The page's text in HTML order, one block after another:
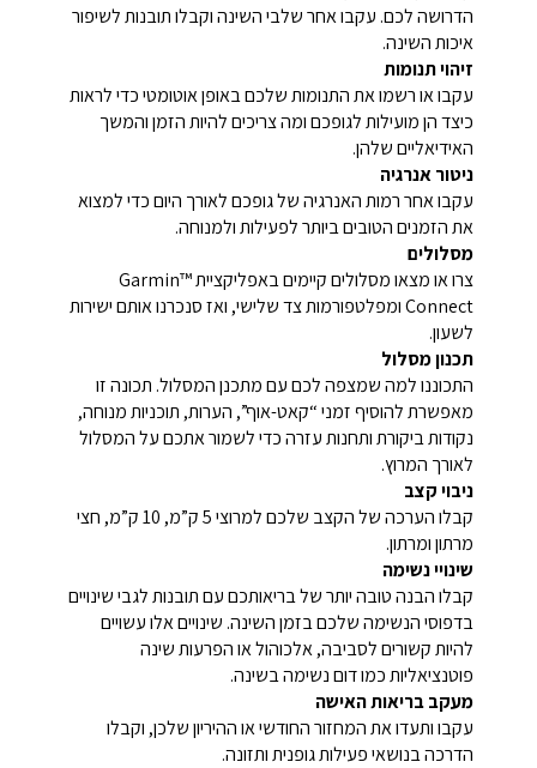
הדרושה לכם. עקבו אחר שלבי השינה וקבלו תובנות לשיפור
איכות השינה.
זיהוי תנומות
עקבו או רשמו את התנומות שלכם באופן אוטומטי כדי לראות
כיצד הן מועילות לגופכם ומה צריכים להיות הזמן והמשך
האידיאליים שלהן.
ניטור אנרגיה
עקבו אחר רמות האנרגיה של גופכם לאורך היום כדי למצוא
את הזמנים הטובים ביותר לפעילות ולמנוחה.
מסלולים
צרו או מצאו מסלולים קיימים באפליקציית ™Garmin
Connect ומפלטפורמות צד שלישי, ואז סנכרנו אותם ישירות
לשעון.
תכנון מסלול
התכוננו למה שמצפה לכם עם מתכנן המסלול. תכונה זו
מאפשרת להוסיף זמני “קאט-אוף”, הערות, תוכניות מנוחה,
נקודות ביקורת ותחנות עזרה כדי לשמור אתכם על המסלול
לאורך המרוץ.
ניבוי קצב
קבלו הערכה של הקצב שלכם למרוצי 5 ק”מ, 10 ק”מ, חצי
מרתון ומרתון.
שינויי נשימה
קבלו הבנה טובה יותר של בריאותכם עם תובנות לגבי שינויים
בדפוסי הנשימה שלכם בזמן השינה. שינויים אלו עשויים
להיות קשורים לסביבה, אלכוהול או הפרעות שינה
פוטנציאליות כמו דום נשימה בשינה.
מעקב בריאות האישה
עקבו ותעדו את המחזור החודשי או ההיריון שלכן, וקבלו
הדרכה בנושאי פעילות גופנית ותזונה.